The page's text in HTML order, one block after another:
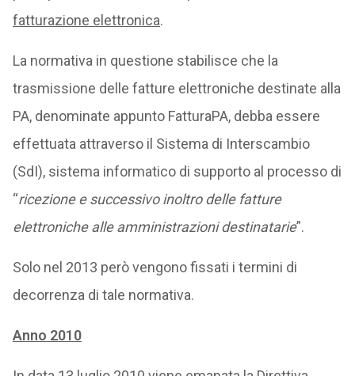
fatturazione elettronica.
La normativa in questione stabilisce che la
trasmissione delle fatture elettroniche destinate alla
PA, denominate appunto FatturaPA, debba essere
effettuata attraverso il Sistema di Interscambio
(SdI), sistema informatico di supporto al processo di
“ricezione e successivo inoltro delle fatture
elettroniche alle amministrazioni destinatarie”.
Solo nel 2013 però vengono fissati i termini di
decorrenza di tale normativa.
Anno 2010